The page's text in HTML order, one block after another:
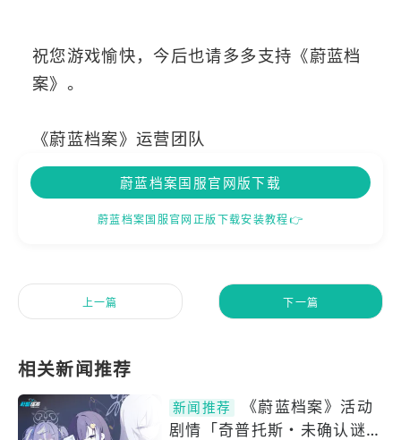
祝您游戏愉快，今后也请多多支持《蔚蓝档
案》。
《蔚蓝档案》运营团队
蔚蓝档案国服官网版下载
蔚蓝档案国服官网正版下载安装教程👉
上一篇 下一篇
新闻推荐
《蔚蓝档案》活动
剧情「奇普托斯・未确认谜